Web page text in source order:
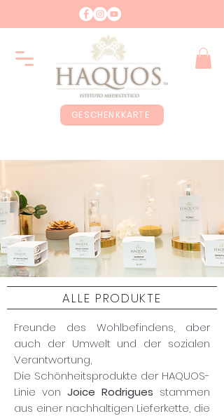
GESCHENKKARTE
ALLE PRODUKTE
Freunde des Wohlbefindens, aber
auch der Umwelt und der sozialen
Verantwortung,
Die Schönheitsprodukte der HAQUOS-
Linie von Joice Rodrigues stammen
aus einer nachhaltigen Lieferkette, die